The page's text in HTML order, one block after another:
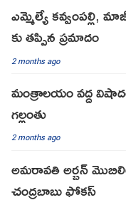
ఎమ్మెల్యే కవ్వంపల్లి,
కు తప్పిన ప్రమాదం
2 months ago
మంత్రాలయం వద్ద
గల్లంతు
2 months ago
అమరావతి అర్బన్
చంద్రబాబు ఫోకస్